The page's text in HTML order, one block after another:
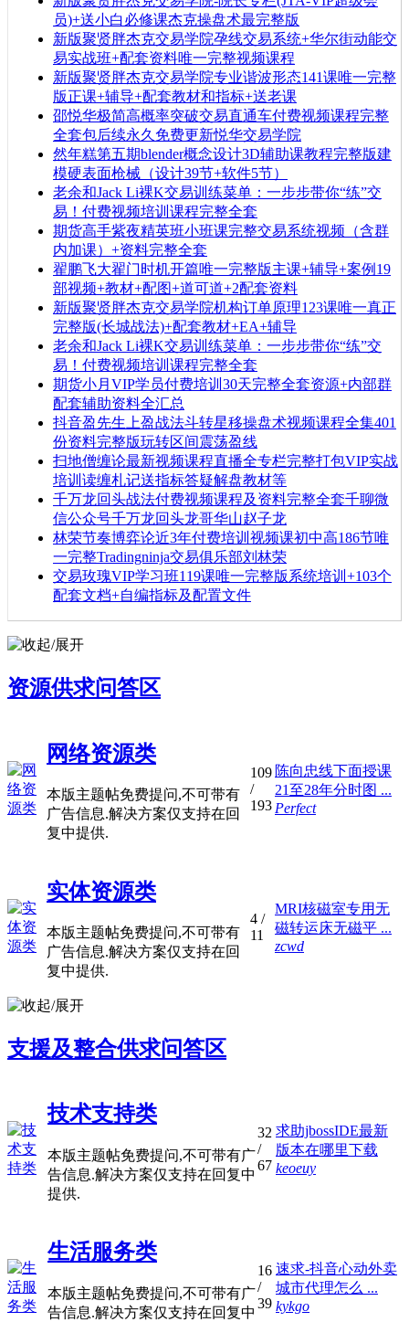
员)+送小白必修课杰克操盘术最完整版
新版聚贤胖杰克交易学院孕线交易系统+华尔街动能交
易实战班+配套资料唯一完整视频课程
新版聚贤胖杰克交易学院专业谐波形态141课唯一完整
版正课+辅导+配套教材和指标+送老课
邵悦华极简高概率突破交易直通车付费视频课程完整
全套包后续永久免费更新悦华交易学院
然年糕第五期blender概念设计3D辅助课教程完整版建
模硬表面枪械（设计39节+软件5节）
老余和Jack Li裸K交易训练菜单：一步步带你“练”交
易！付费视频培训课程完整全套
期货高手紫夜精英班小班课完整交易系统视频（含群
内加课）+资料完整全套
翟鹏飞大翟门时机开篇唯一完整版主课+辅导+案例19
部视频+教材+配图+道可道+2配套资料
新版聚贤胖杰克交易学院机构订单原理123课唯一真正
完整版(长城战法)+配套教材+EA+辅导
老余和Jack Li裸K交易训练菜单：一步步带你“练”交
易！付费视频培训课程完整全套
期货小月VIP学员付费培训30天完整全套资源+内部群
配套辅助资料全汇总
抖音盈先生上盈战法斗转星移操盘术视频课程全集401
份资料完整版玩转区间震荡盈线
扫地僧缠论最新视频课程直播全专栏完整打包VIP实战
培训读缠札记送指标答疑解盘教材等
千万龙回头战法付费视频课程及资料完整全套千聊微
信公众号千万龙回头龙哥华山赵子龙
林荣节奏博弈论近3年付费培训视频课初中高186节唯
一完整Tradingninja交易俱乐部刘林荣
交易玫瑰VIP学习班119课唯一完整版系统培训+103个
配套文档+自编指标及配置文件
资源供求问答区
网络资源类
本版主题帖免费提问,不可带有
广告信息.解决方案仅支持在回
复中提供.
109
/
193
陈向忠线下面授课
21至28年分时图 ...
Perfect
实体资源类
本版主题帖免费提问,不可带有
广告信息.解决方案仅支持在回
复中提供.
4 /
11
MRI核磁室专用无
磁转运床无磁平 ...
zcwd
支援及整合供求问答区
技术支持类
本版主题帖免费提问,不可带有广
告信息.解决方案仅支持在回复中
提供.
32
/
67
求助jbossIDE最新
版本在哪里下载
keoeuy
生活服务类
本版主题帖免费提问,不可带有广
告信息.解决方案仅支持在回复中
16
/
39
速求-抖音心动外卖
城市代理怎么 ...
kykgo